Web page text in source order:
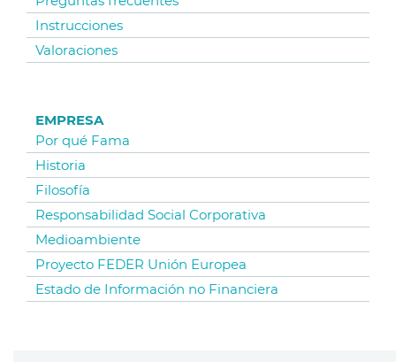
Instrucciones
Valoraciones
EMPRESA
Por qué Fama
Historia
Filosofía
Responsabilidad Social Corporativa
Medioambiente
Proyecto FEDER Unión Europea
Estado de Información no Financiera